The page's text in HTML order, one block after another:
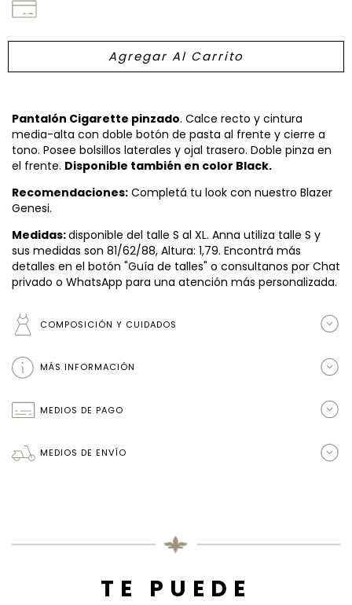
Pantalón Cigarette pinzado. Calce recto y cintura
media-alta con doble botón de pasta al frente y cierre a
tono. Posee bolsillos laterales y ojal trasero. Doble pinza en
el frente. Disponible también en color Black.
Recomendaciones: Completá tu look con nuestro Blazer
Genesi.
Medidas:disponible del talle S al XL. Anna utiliza talle S y
sus medidas son 81/62/88, Altura: 1,79. Encontrá más
detalles en el botón "Guía de talles" o consultanos por Chat
privado o WhatsApp para una atención más personalizada.
COMPOSICIÓN Y CUIDADOS
MÁS INFORMACIÓN
MEDIOS DE PAGO
MEDIOS DE ENVÍO
TE PUEDE